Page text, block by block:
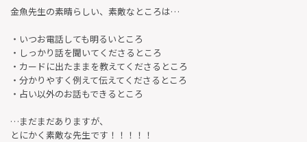
金魚先生の素晴らしい、素敵なところは…
・いつお電話しても明るいところ
・しっかり話を聞いてくださるところ
・カードに出たままを教えてくださるところ
・分かりやすく例えて伝えてくださるところ
・占い以外のお話もできるところ
…まだまだありますが、
とにかく素敵な先生です！！！！！